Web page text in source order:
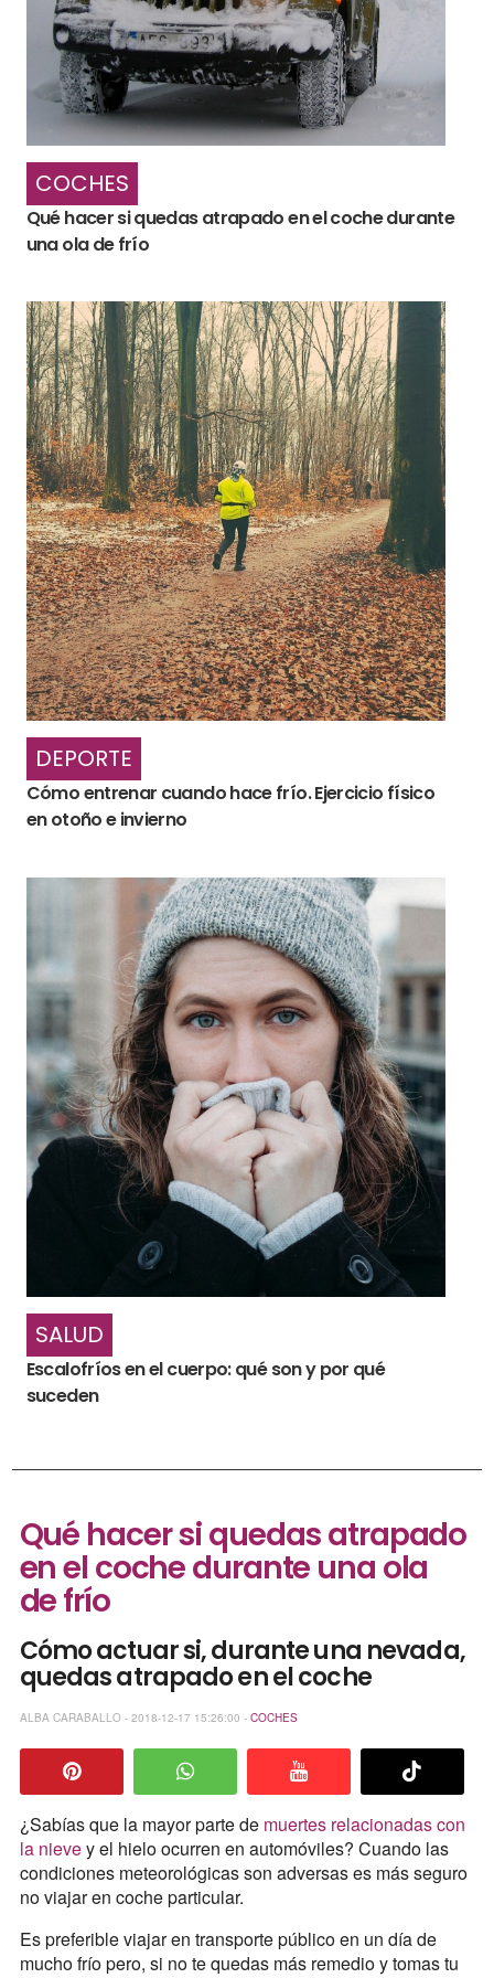
COCHES
Qué hacer si quedas atrapado en el coche durante
una ola de frío
DEPORTE
Cómo entrenar cuando hace frío. Ejercicio físico
en otoño e invierno
SALUD
Escalofríos en el cuerpo: qué son y por qué
suceden
Qué hacer si quedas atrapado
en el coche durante una ola
de frío
Cómo actuar si, durante una nevada,
quedas atrapado en el coche
ALBA CARABALLO - 2018-12-17 15:26:00 - COCHES
¿Sabías que la mayor parte de muertes relacionadas con
la nievey el hielo ocurren en automóviles? Cuando las
condiciones meteorológicas son adversas es más seguro
no viajar en coche particular.
Es preferible viajar en transporte público en un día de
mucho frío pero, si no te quedas más remedio y tomas tu